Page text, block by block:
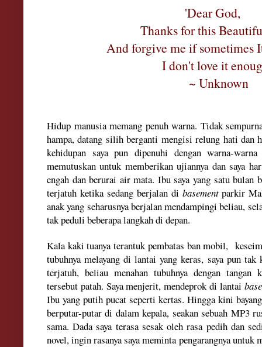
'Dear God,
Thanks for thisB
And forgive me if sometimes
I don't love it e
~ Unknown
Hidup manusia memang penuh warna. Tidak sempu
hampa,datang silih berganti mengisi relung hati dan
kehidupan saya pun dipenuhi dengan warna-
memutuskan untuk memberikan ujiannya dansaya
engah dan berurai air mata. Ibu sayayang satu bulan
terjatuh ketika sedang berjalan di basementparkir
anak yang seharusnya berjalan mendampingi beliau,
tak peduli beberapa langkahdi depan.
Kalakaki tuanya terantuk pembatas ban mobil,
tubuhnya melayang di lantai yang keras, saya pun tak
terjatuh, beliau menahan tubuhnya dengan tangan k
tersebut patah. Saya menjerit,mendeprok di lantai
Ibu yang putih pucat seperti kertas. Hingga kini bayang
berputar-putar di dalam kepala, seakansebuah MP3
sama.Dada saya terasa sesakoleh rasa pedih dan
novel, ingin rasanya saya meminta pengarangnya untuk